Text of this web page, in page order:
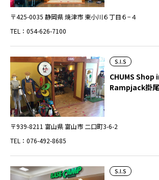
〒425-0035 静岡県 焼津市 東小川６丁目６−４
TEL：054-626-7100
S.I.S
CHUMS Shop
Rampjack掛
〒939-8211 富山県 富山市 二口町3-6-2
TEL：076-492-8685
S.I.S